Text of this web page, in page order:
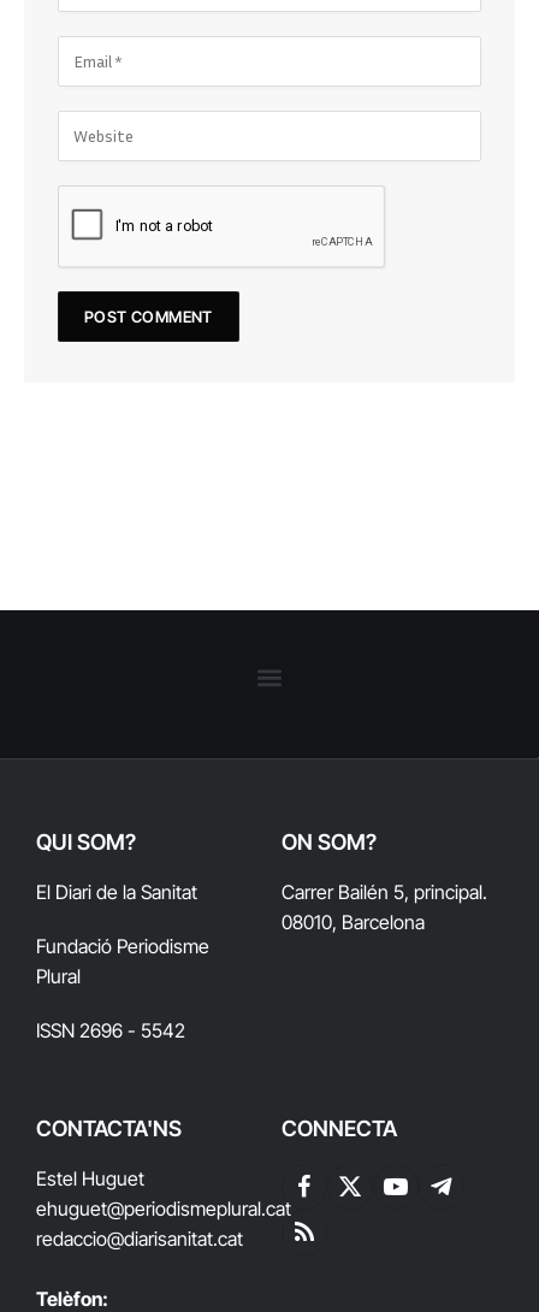
QUI SOM?
El Diari de la Sanitat
Fundació Periodisme
Plural
ISSN 2696 - 5542
ON SOM?
Carrer Bailén 5, principal.
08010, Barcelona
CONTACTA'NS
Estel Huguet
ehuguet@periodismeplural.cat
redaccio@diarisanitat.cat
Telèfon:
CONNECTA
Facebook
X
YouTubeTelegram
RSS